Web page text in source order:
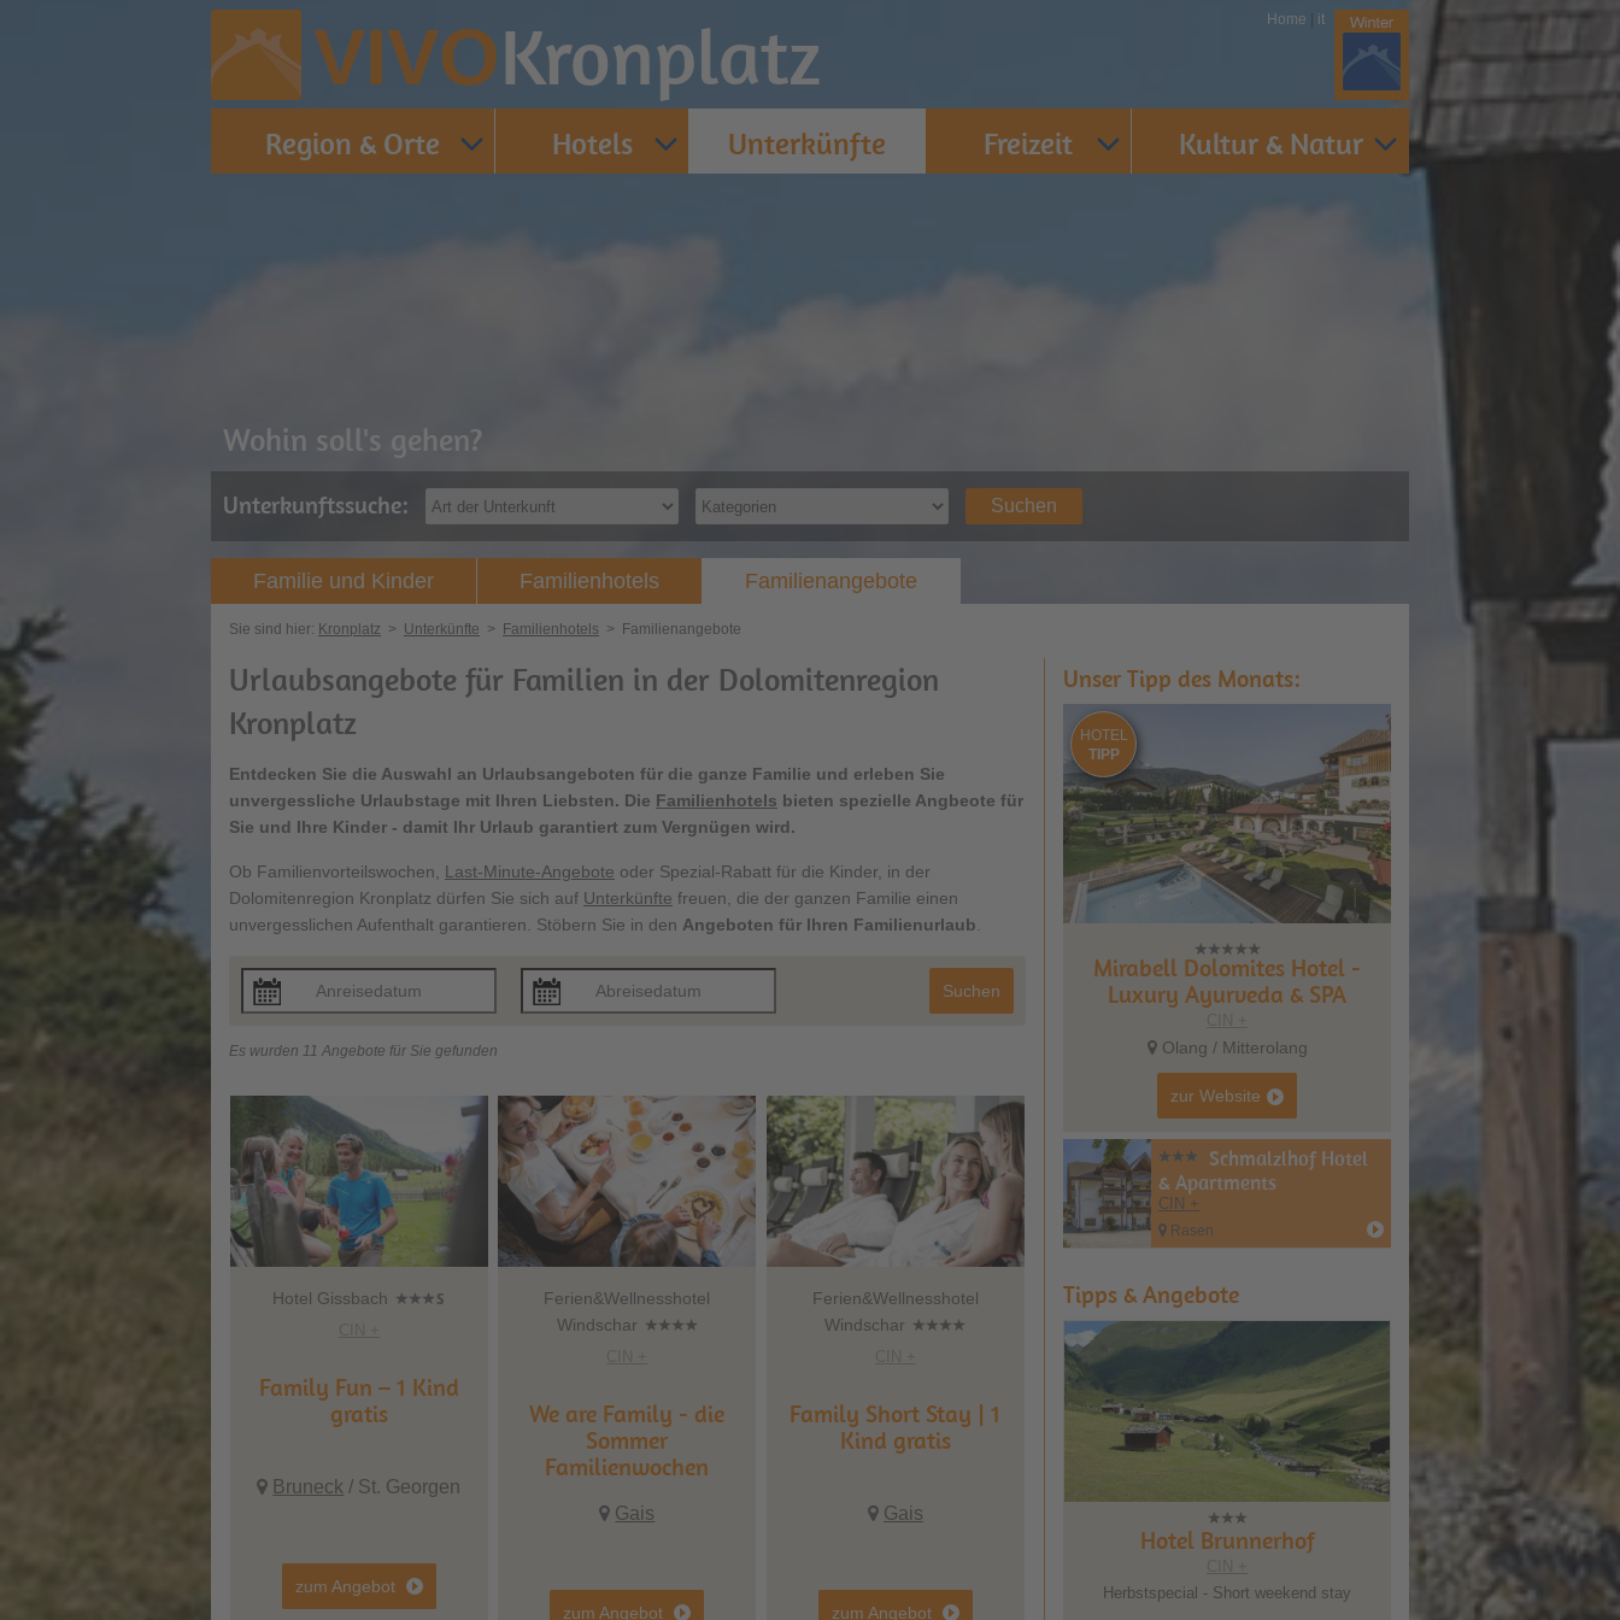
VIVOKronplatz
Wohin soll's gehen?
Unterkunftssuche: Suchen
Region & Orte Hotels Unterkünfte Freizeit Kultur & Natur
Home it
Familie und Kinder Familienhotels Familienangebote
Sie sind hier: Kronplatz > Unterkünfte > Familienhotels > Familienangebote
Urlaubsangebote für Familien in der Dolomitenregion
Kronplatz
Entdecken Sie die Auswahl an Urlaubsangeboten für die ganze Familie und erleben Sie
unvergessliche Urlaubstage mit Ihren Liebsten. Die Familienhotels bieten spezielle Angbeote für
Sie und Ihre Kinder - damit Ihr Urlaub garantiert zum Vergnügen wird.
Ob Familienvorteilswochen, Last-Minute-Angebote oder Spezial-Rabatt für die Kinder, in der
Dolomitenregion Kronplatz dürfen Sie sich auf Unterkünfte freuen, die der ganzen Familie einen
unvergesslichen Aufenthalt garantieren. Stöbern Sie in den Angeboten für Ihren Familienurlaub
Suchen
Es wurden 11 Angebote für Sie gefunden
Hotel Gissbach
Family Fun – 1 Kind
gratis
Bruneck / St. Georgen
zum Angebot
Ferien&Wellnesshotel
Windschar
We are Family - die
Sommer
Familienwochen
Gais
zum Angebot
Ferien&Wellnesshotel
Windschar
Family Short Stay | 1
Kind gratis
Gais
zum Angebot
Unser Tipp des Monats:
HOTEL
TIPP
Mirabell Dolomites Hotel -
Luxury Ayurveda & SPA
Olang / Mitterolang
zur Website
Schmalzlhof Hotel
& Apartments
CIN +
Rasen
Tipps & Angebote
Hotel Brunnerhof
Herbstspecial - Short weekend stay
Ferien&Wellnesshotel
Die Dolomiten: wunderbar - wanderbar